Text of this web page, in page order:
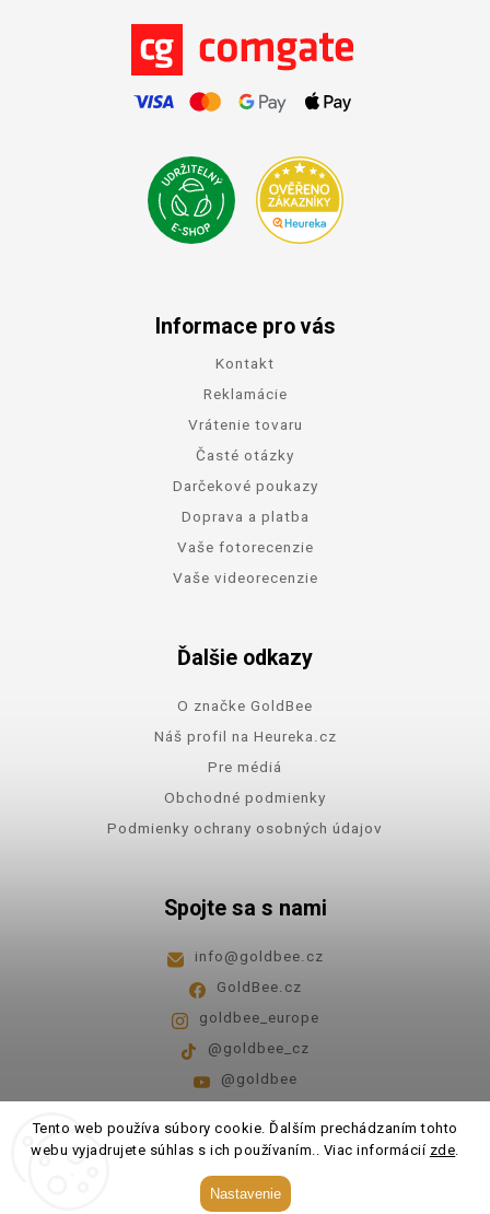
Tento web používa súbory cookie. Ďalším prechádzaním tohto
webu vyjadrujete súhlas s ich používaním.. Viac informácií zde.
Nastavenie
Informace pro vás
Kontakt
Reklamácie
Vrátenie tovaru
Časté otázky
Darčekové poukazy
Doprava a platba
Vaše fotorecenzie
Vaše videorecenzie
Ďalšie odkazy
O značke GoldBee
Náš profil na Heureka.cz
Pre médiá
Obchodné podmienky
Podmienky ochrany osobných údajov
Spojte sa s nami
info@goldbee.cz
GoldBee.cz
goldbee_europe
@goldbee_cz
@goldbee
Pondelok - piatok 8:00-14:00
GoldBee. Všetky práva vyhradené.